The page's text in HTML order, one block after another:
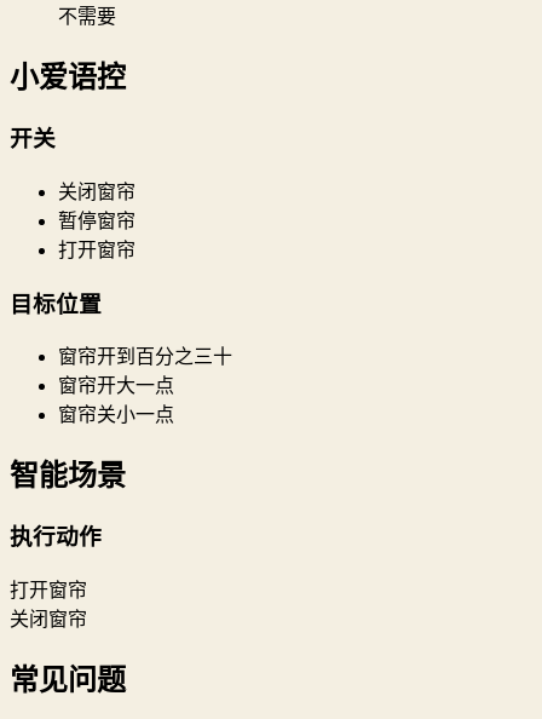
不需要
小爱语控
开关
关闭窗帘
暂停窗帘
打开窗帘
目标位置
窗帘开到百分之三十
窗帘开大一点
窗帘关小一点
智能场景
执行动作
打开窗帘
关闭窗帘
常见问题